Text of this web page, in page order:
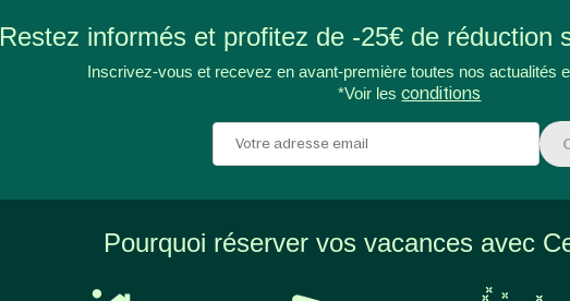
Restez informés et profitez de -25€ de réduction
Inscrivez-vous et recevez en avant-première toutes nos actualités
*Voir lesconditions
Pourquoi réserver vos vacances avec